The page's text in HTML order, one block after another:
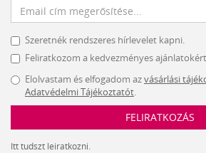
Szeretnék rendszeres hírlevelet kapni.
Feliratkozom a kedvezményes
Elolvastam és elfogadom azvásárlási
Adatvédelmi Tájékoztatót.
FELIRATKOZÁS
Itt tudszt leiratkozni.